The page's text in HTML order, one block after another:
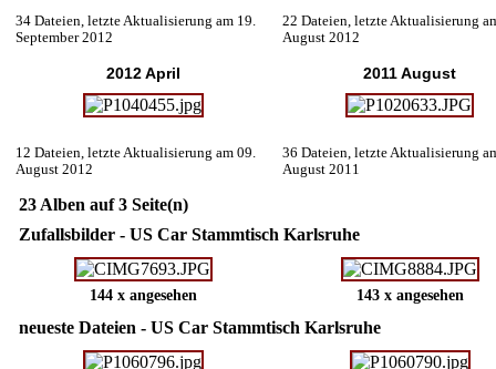
34 Dateien, letzte Aktualisierung am 19.
September 2012
22 Dateien, letzte Aktualisierung
August 2012
2012 April
12 Dateien, letzte Aktualisierung am 09.
August 2012
2011 August
36 Dateien, letzte Aktualisierung
August 2011
23 Alben auf 3 Seite(n)
Zufallsbilder - US Car Stammtisch Karlsruhe
144 x angesehen 143 x angesehen
neueste Dateien - US Car Stammtisch Karlsruhe